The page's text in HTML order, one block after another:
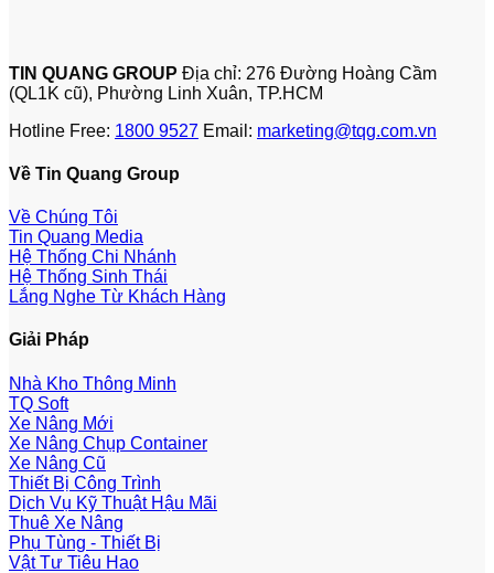
TIN QUANG GROUP Địa chỉ: 276 Đường Hoàng Cầm
(QL1K cũ), Phường Linh Xuân, TP.HCM
Hotline Free: 1800 9527 Email: marketing@tqg.com.vn
Về Tin Quang Group
Về Chúng Tôi
Tin Quang Media
Hệ Thống Chi Nhánh
Hệ Thống Sinh Thái
Lắng Nghe Từ Khách Hàng
Giải Pháp
Nhà Kho Thông Minh
TQ Soft
Xe Nâng Mới
Xe Nâng Chụp Container
Xe Nâng Cũ
Thiết Bị Công Trình
Dịch Vụ Kỹ Thuật Hậu Mãi
Thuê Xe Nâng
Phụ Tùng - Thiết Bị
Vật Tư Tiêu Hao